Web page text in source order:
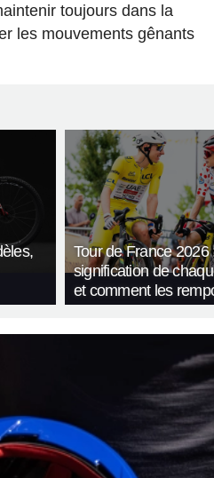
toujours dans la
les mouvements gênants
Tour de France 2026
signification de
et comment les